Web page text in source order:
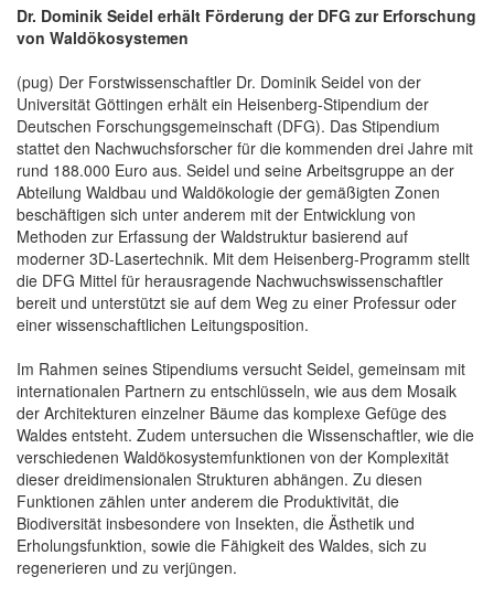
Dr. Dominik Seidel erhält Förderung der DFG zur Erforschung
von Waldökosystemen
(pug) Der Forstwissenschaftler Dr. Dominik Seidel von der
Universität Göttingen erhält ein Heisenberg-Stipendium der
Deutschen Forschungsgemeinschaft (DFG). Das Stipendium
stattet den Nachwuchsforscher für die kommenden drei Jahre mit
rund 188.000 Euro aus. Seidel und seine Arbeitsgruppe an der
Abteilung Waldbau und Waldökologie der gemäßigten Zonen
beschäftigen sich unter anderem mit der Entwicklung von
Methoden zur Erfassung der Waldstruktur basierend auf
moderner 3D-Lasertechnik. Mit dem Heisenberg-Programm stellt
die DFG Mittel für herausragende Nachwuchswissenschaftler
bereit und unterstützt sie auf dem Weg zu einer Professur oder
einer wissenschaftlichen Leitungsposition.
Im Rahmen seines Stipendiums versucht Seidel, gemeinsam mit
internationalen Partnern zu entschlüsseln, wie aus dem Mosaik
der Architekturen einzelner Bäume das komplexe Gefüge des
Waldes entsteht. Zudem untersuchen die Wissenschaftler, wie die
verschiedenen Waldökosystemfunktionen von der Komplexität
dieser dreidimensionalen Strukturen abhängen. Zu diesen
Funktionen zählen unter anderem die Produktivität, die
Biodiversität insbesondere von Insekten, die Ästhetik und
Erholungsfunktion, sowie die Fähigkeit des Waldes, sich zu
regenerieren und zu verjüngen.